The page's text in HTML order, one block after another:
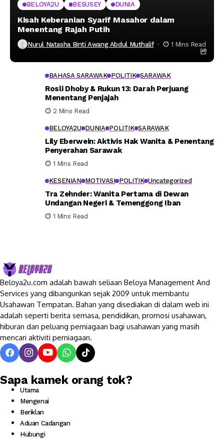
BELOYA2U BESUSEY DUNIA
Kisah Keberanian Syarif Masahor dalam
Menentang Rajah Putih
Nurul Natasha Binti Awang Abdul Muthalif 1 Mins Read
BAHASA SARAWAK POLITIK SARAWAK
Rosli Dhoby & Rukun 13: Darah Perjuang
Menentang Penjajah
2 Mins Read
BELOYA2U DUNIA POLITIK SARAWAK
Lily Eberwein: Aktivis Hak Wanita & Penentang
Penyerahan Sarawak
1 Mins Read
KESENIAN MOTIVASI POLITIK Uncategorized
Tra Zehnder: Wanita Pertama di Dewan
Undangan Negeri & Temenggong Iban
1 Mins Read
Beloya2u.com adalah bawah seliaan Beloya Management And
Services yang dibangunkan sejak 2009 untuk membantu
Usahawan Tempatan. Bahan yang disediakan di dalam web ini
adalah seperti berita semasa, pendidikan, promosi usahawan,
hiburan dan peluang perniagaan bagi usahawan yang masih
mencari aktiviti perniagaan.
Sapa kamek orang tok?
Utama
Mengenai
Beriklan
Aduan Cadangan
Hubungi